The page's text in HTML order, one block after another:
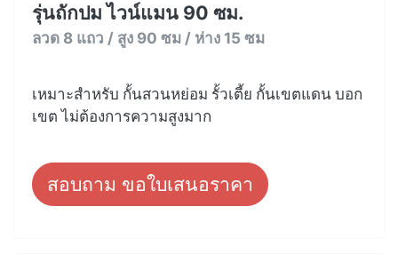
รุ่นถักปม ไวน์แมน 90 ซม.
ลวด 8 แถว / สูง 90 ซม / ห่าง 15 ซม
เหมาะสำหรับ กั้นสวนหย่อม รั้วเตี้ย กั้นเขตแดน บอก
เขต ไม่ต้องการความสูงมาก
สอบถาม ขอใบเสนอราคา